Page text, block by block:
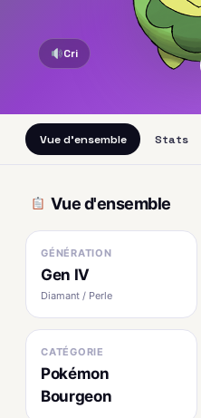
Cri
Vue d'ensemble Stats
Vue d'ensemble
GÉNÉRATION
Gen IV
Diamant / Perle
CATÉGORIE
Pokémon
Bourgeon